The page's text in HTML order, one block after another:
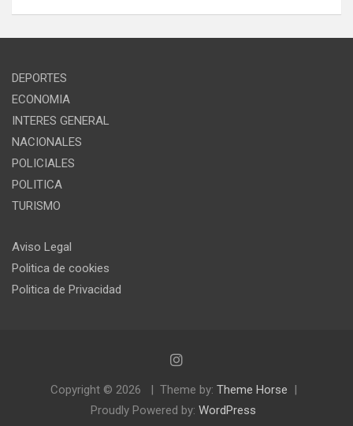
DEPORTES
ECONOMIA
INTERES GENERAL
NACIONALES
POLICIALES
POLITICA
TURISMO
Aviso Legal
Politica de cookies
Politica de Privacidad
Copyright © 2026 Theme by: Theme Horse
Proudly Powered by: WordPress